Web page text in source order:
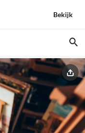
Bekijk